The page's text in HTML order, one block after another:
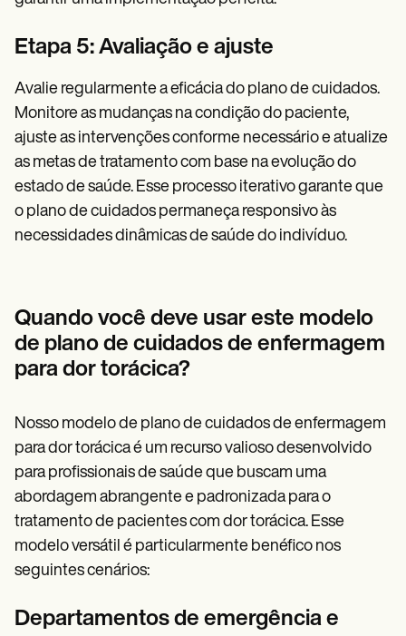
Etapa 5: Avaliação e ajuste
Avalie regularmente a eficácia do plano de cuidados.
Monitore as mudanças na condição do paciente,
ajuste as intervenções conforme necessário e atualize
as metas de tratamento com base na evolução do
estado de saúde. Esse processo iterativo garante que
o plano de cuidados permaneça responsivo às
necessidades dinâmicas de saúde do indivíduo.
Quando você deve usar este modelo
de plano de cuidados de enfermagem
para dor torácica?
Nosso modelo de plano de cuidados de enfermagem
para dor torácica é um recurso valioso desenvolvido
para profissionais de saúde que buscam uma
abordagem abrangente e padronizada para o
tratamento de pacientes com dor torácica. Esse
modelo versátil é particularmente benéfico nos
seguintes cenários:
Departamentos de emergência e